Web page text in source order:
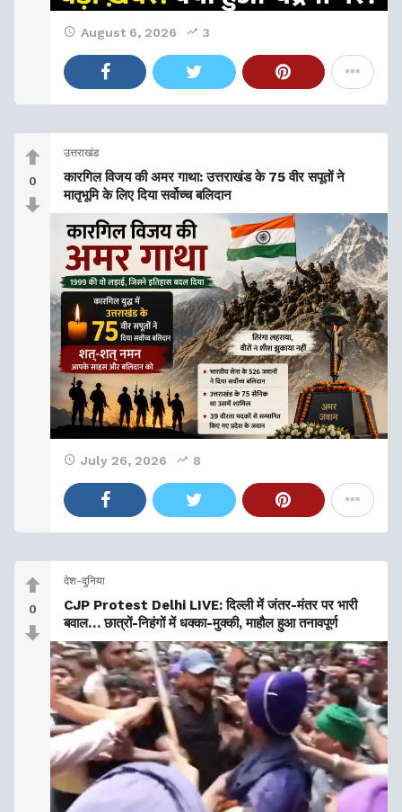
August 6, 2026 3
0
उत्तराखंड
कारगिल विजय की अमर गाथा: उत्तराखंड के 75 वीर सपूतों ने
मातृभूमि के लिए दिया सर्वोच्च बलिदान
July 26, 2026 8
0
देश-दुनिया
CJP Protest Delhi LIVE: दिल्ली में जंतर-मंतर पर भारी
बवाल… छात्रों-निहंगों में धक्का-मुक्की, माहौल हुआ तनावपूर्ण